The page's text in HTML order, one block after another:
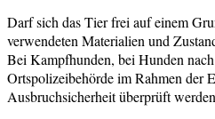
Darf sich das Tier frei auf einem
verwendeten Materialien und
Bei Kampfhunden, bei Hunden
Ortspolizeibehörde im Rahmen der
Ausbruchsicherheit überprüft